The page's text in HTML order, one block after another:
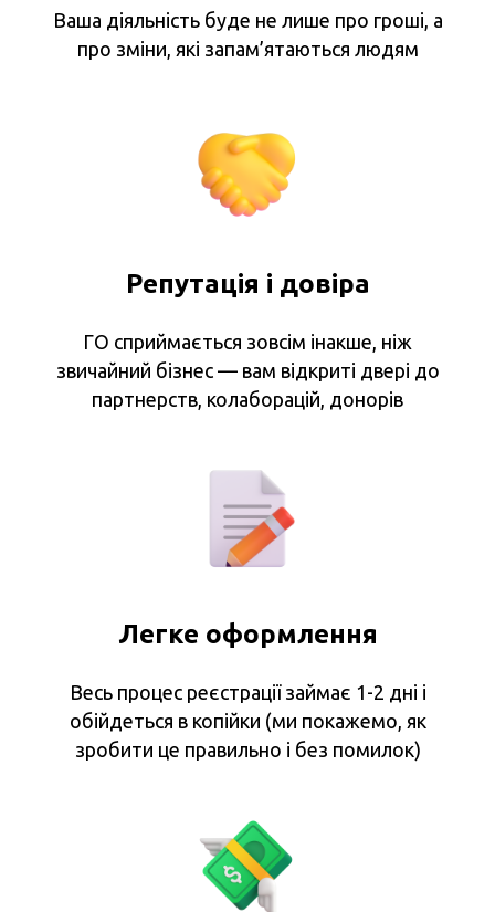
Ваша діяльність буде не лише про гроші, а
про зміни, які запам’ятаються людям
Репутація і довіра
ГО сприймається зовсім інакше, ніж
звичайний бізнес — вам відкриті двері до
партнерств, колаборацій, донорів
Легке оформлення
Весь процес реєстрації займає 1-2 дні і
обійдеться в копійки (ми покажемо, як
зробити це правильно і без помилок)